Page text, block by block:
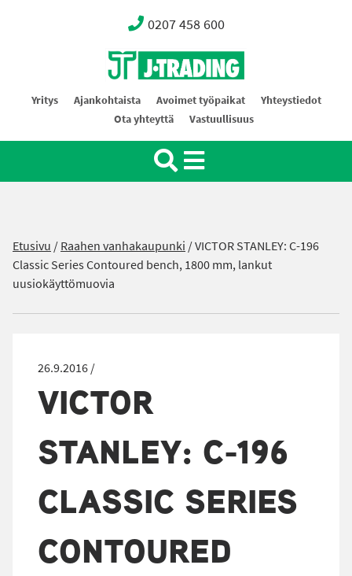
0207 458 600
Oy J-Trading Ab
Yritys Ajankohtaista Avoimet työpaikat
Yhteystiedot
Ota yhteyttä
Vastuullisuus
Etusivu /Raahen vanhakaupunki /VICTOR STANLEY: C-196
Classic Series Contoured bench, 1800 mm, lankut
uusiokäyttömuovia
26.9.2016 /
VICTOR
STANLEY: C-196
CLASSIC SERIES
CONTOURED